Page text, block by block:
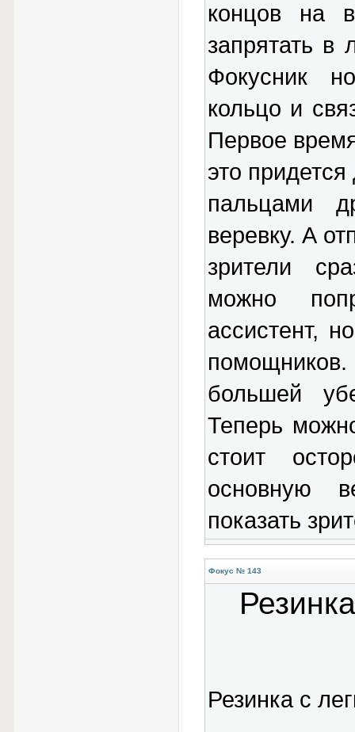
концов на
запрятать в
Фокусник
кольцо и
Первое
это
пальцами
веревку. А
зрители
можно
ассистент,
помощников.
большей
Теперь
стоит
основную
показать
Фокус № 143
Резинка с